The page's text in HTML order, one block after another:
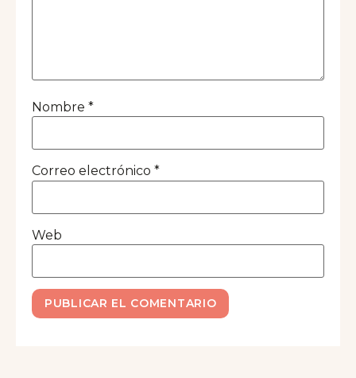
Nombre *
Correo electrónico *
Web